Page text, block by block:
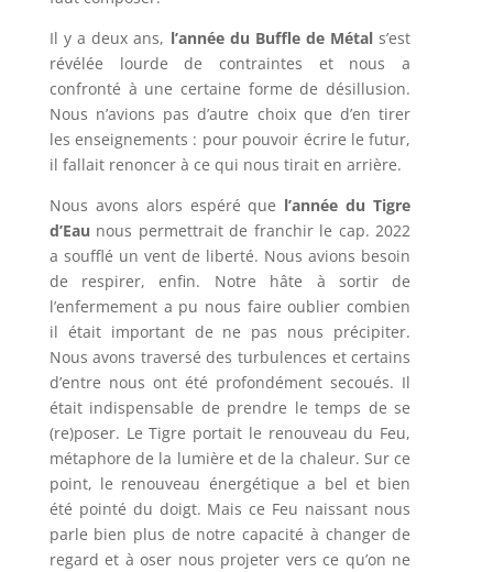
Il y a deux ans, l’année du Buffle de Métal s’est
révélée lourde de contraintes et nous a
confronté à une certaine forme de désillusion.
Nous n’avions pas d’autre choix que d’en tirer
les enseignements : pour pouvoir écrire le futur,
il fallait renoncer à ce qui nous tirait en arrière.
Nous avons alors espéré que l’année du Tigre
d’Eau nous permettrait de franchir le cap. 2022
a soufflé un vent de liberté. Nous avions besoin
de respirer, enfin. Notre hâte à sortir de
l’enfermement a pu nous faire oublier combien
il était important de ne pas nous précipiter.
Nous avons traversé des turbulences et certains
d’entre nous ont été profondément secoués. Il
était indispensable de prendre le temps de se
(re)poser. Le Tigre portait le renouveau du Feu,
métaphore de la lumière et de la chaleur. Sur ce
point, le renouveau énergétique a bel et bien
été pointé du doigt. Mais ce Feu naissant nous
parle bien plus de notre capacité à changer de
regard et à oser nous projeter vers ce qu’on ne